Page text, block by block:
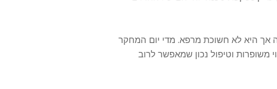
היא לא חשוכת מרפא. מדי יום המחקר
וטיפול נכון שמאפשר לרוב